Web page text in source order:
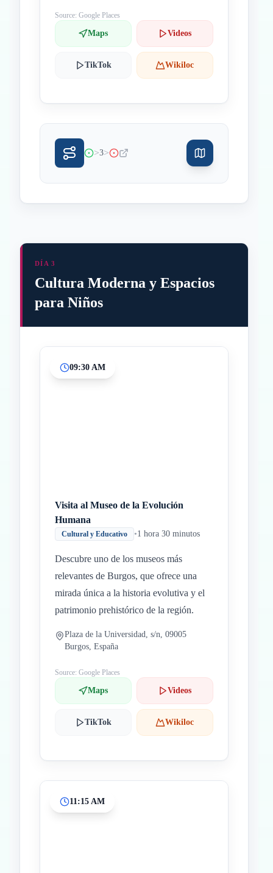
Source: Google Places
Maps Videos
TikTok Wikiloc
>3>
DÍA 3
Cultura Moderna y Espacios
para Niños
09:30 AM
Visita al Museo de la Evolución
Humana
Cultural y Educativo •1 hora 30 minutos
Descubre uno de los museos más
relevantes de Burgos, que ofrece una
mirada única a la historia evolutiva y el
patrimonio prehistórico de la región.
Plaza de la Universidad, s/n, 09005
Burgos, España
Source: Google Places
Maps Videos
TikTok Wikiloc
11:15 AM